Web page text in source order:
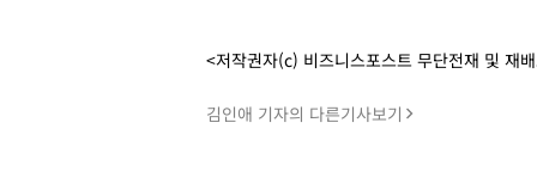
<저작권자(c) 비즈니스포스트 무단전재 및 재
김인애 기자의 다른기사보기